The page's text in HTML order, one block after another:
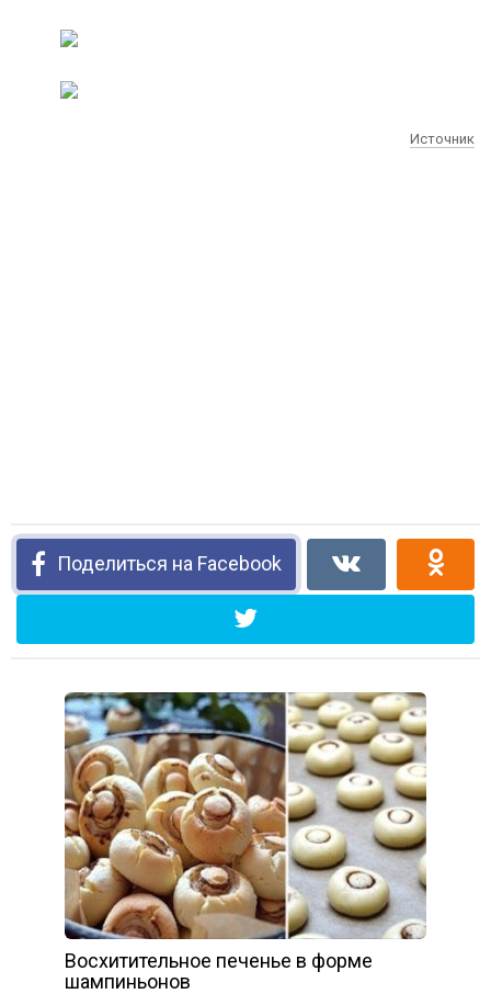
Источник
Поделиться на Facebook
Восхитительное печенье в форме
шампиньонов